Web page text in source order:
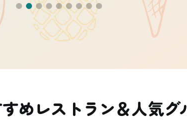
めレストラン＆人気グ